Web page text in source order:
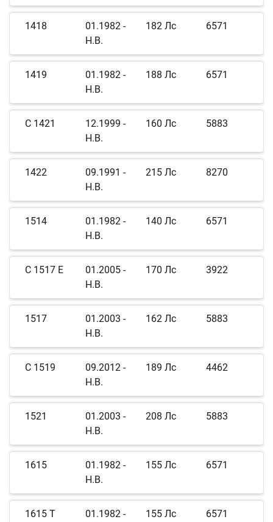
1418
01.1982 -
Н.В.
182 Лс 6571
1419
01.1982 -
Н.В.
188 Лс 6571
C 1421
12.1999 -
Н.В.
160 Лс 5883
1422
09.1991 -
Н.В.
215 Лс 8270
1514
01.1982 -
Н.В.
140 Лс 6571
C 1517 E
01.2005 -
Н.В.
170 Лс 3922
1517
01.2003 -
Н.В.
162 Лс 5883
C 1519
09.2012 -
Н.В.
189 Лс 4462
1521
01.2003 -
Н.В.
208 Лс 5883
1615
01.1982 -
Н.В.
155 Лс 6571
1615 T
01.1982 -
155 Лс 6571